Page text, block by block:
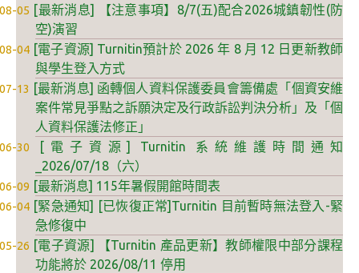
智慧管理
I locker 智慧置物櫃
I Seat 線上座位預約
I Taker 智慧取書櫃
自動借還書系統
空間借用系統
友善報修
自動電控
05 [最新消息] 【注意事項】8/7(五)配合2026城鎮韌性(防
空)演習
04 [電子資源] Turnitin預計於 2026 年 8 月 12 日更新教師
與學生登入方式
13 [最新消息] 函轉個人資料保護委員會籌備處「個資安維
案件常見爭點之訴願決定及行政訴訟判決分析」及「個
人資料保護法修正」
30
[電子資源] Turnitin 系統維護時間通知
_2026/07/18（六）
09 [最新消息] 115年暑假開館時間表
04 [緊急通知] [已恢復正常]Turnitin 目前暫時無法登入-緊
急修復中
26 [電子資源] 【Turnitin 產品更新】教師權限中部分課程
功能將於 2026/08/11 停用